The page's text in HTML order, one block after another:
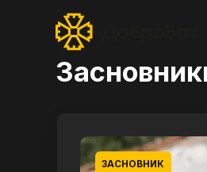
ЗАСНОВНИК